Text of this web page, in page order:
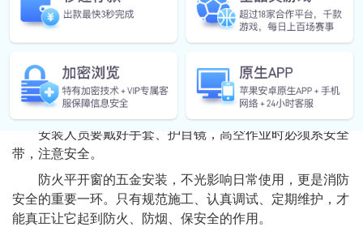
四、注意事项
不要在窗户型材上随便打孔或切割，以免破坏防火结
构。
建议每半年给五金件做一次润滑保养，胶条如果老化、
开裂了要及时换新。
安装人员要戴好手套、护目镜，高空作业时必须系安全
带，注意安全。
防火平开窗的五金安装，不光影响日常使用，更是消防
安全的重要一环。只有规范施工、认真调试、定期维护，才
能真正让它起到防火、防烟、保安全的作用。